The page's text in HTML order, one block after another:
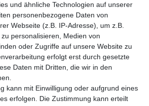
08:30-13:00 Uhr.
info@bloomboxer.net
und ähnliche Technologien auf unserer
personenbezogene Daten von
Webseite (z.B. IP-Adresse), um z.B.
personalisieren, Medien von
oder Zugriffe auf unsere Website zu
erfolgt erst durch gesetzte
Daten mit Dritten, die wir in den
kann mit Einwilligung oder aufgrund eines
erfolgen. Die Zustimmung kann erteilt